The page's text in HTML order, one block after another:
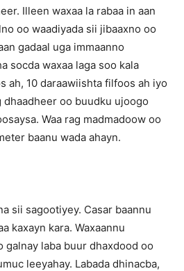
Illeen waxaa la rabaa in aan
oo waadiyada sii jibaaxno oo
gadaal uga immaanno
socda waxaa laga soo kala
ah, 10 daraawiishta filfoos ah iyo
dhaadheer oo buudku ujoogo
Waa rag madmadoow oo
baanu wada ahayn.
sii sagootiyey. Casar baannu
kaxayn kara. Waxaannu
galnay laba buur dhaxdood oo
leeyahay. Labada dhinacba,